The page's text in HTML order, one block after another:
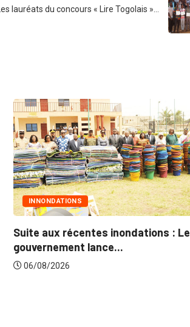
Les lauréats du concours « Lire Togolais »…
INNONDATIONS
Suite aux récentes inondations : Le
gouvernement lance...
06/08/2026